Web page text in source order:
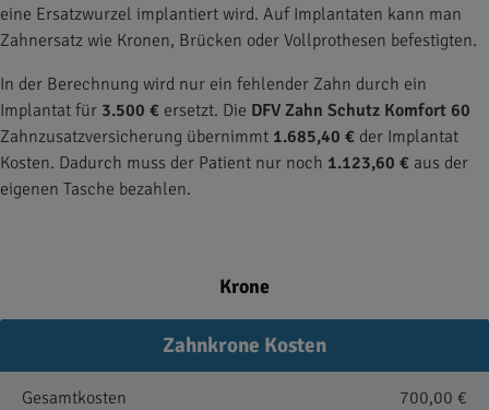
eine Ersatzwurzel implantiert wird. Auf Implantaten kann man
Zahnersatz wie Kronen, Brücken oder Vollprothesen befestigten.
In der Berechnung wird nur ein fehlender Zahn durch ein
Implantat für 3.500 € ersetzt. Die DFV Zahn Schutz Komfort 60
Zahnzusatzversicherung übernimmt 1.685,40 € der Implantat
Kosten. Dadurch muss der Patient nur noch 1.123,60 € aus der
eigenen Tasche bezahlen.
Krone
Zahnkrone Kosten
Gesamtkosten
700,00 €